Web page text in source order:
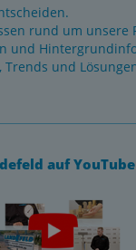
rund um unsere
und
Trends und
auf YouTube